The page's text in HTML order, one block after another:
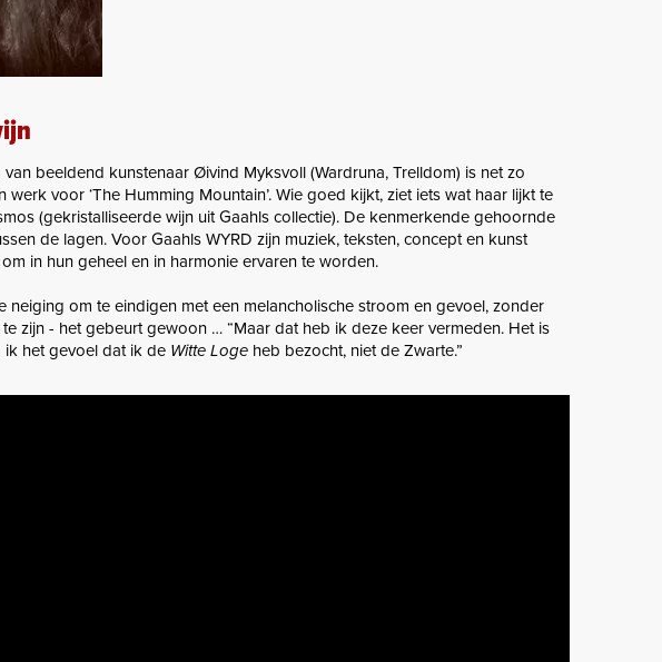
beeldend kunstenaar Øivind Myksvoll (Wardruna, Trelldom) is net zo
werk voor ‘The Humming Mountain’. Wie goed kijkt, ziet iets wat haar lijkt te
(gekristalliseerde wijn uit Gaahls collectie). De kenmerkende gehoornde
de lagen. Voor Gaahls WYRD zijn muziek, teksten, concept en kunst
in hun geheel en in harmonie ervaren te worden.
neiging om te eindigen met een melancholische stroom en gevoel, zonder
zijn - het gebeurt gewoon … “Maar dat heb ik deze keer vermeden. Het is
ik het gevoel dat ik de Witte Loge heb bezocht, niet de Zwarte.”